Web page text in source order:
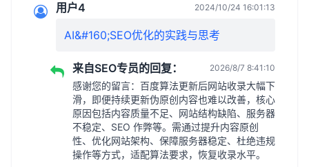
用户4 2024/10/24 16:01:13
AI&#160;SEO优化的实践与思考
来自SEO专员的回复： 2026/8/7 8:41:10
感谢您的留言：百度算法更新后网站收录大幅下
滑，即便持续更新伪原创内容也难以改善，核心
原因包括内容质量不足、网站结构缺陷、服务器
不稳定、SEO 作弊等。需通过提升内容原创
性、优化网站架构、保障服务器稳定、杜绝违规
操作等方式，适配算法要求，恢复收录水平。